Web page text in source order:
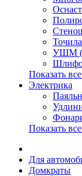
Точила
УШМ
Показать
Электрика
Показать
Для
Домкраты